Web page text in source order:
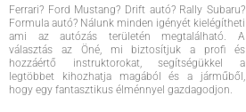
Ferrari? Ford Mustang? Drift autó? Rally Subaru?
Formula autó? Nálunk minden igényét kielégítheti
ami az autózás területén megtalálható. A
választás az Öné, mi biztosítjuk a profi és
hozzáértő instruktorokat, segítségükkel a
legtöbbet kihozhatja magából és a járműből,
hogy egy fantasztikus élménnyel gazdagodjon.